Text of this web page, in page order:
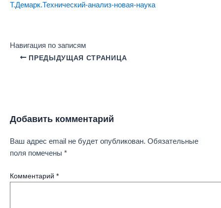
Т.Демарк.Технический-анализ-новая-наука
Навигация по записям
ПРЕДЫДУЩАЯ СТРАНИЦА
Добавить комментарий
Ваш адрес email не будет опубликован. Обязательные
поля помечены *
Комментарий *